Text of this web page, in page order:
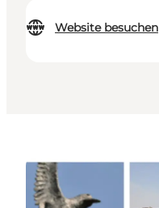
Website besuchen